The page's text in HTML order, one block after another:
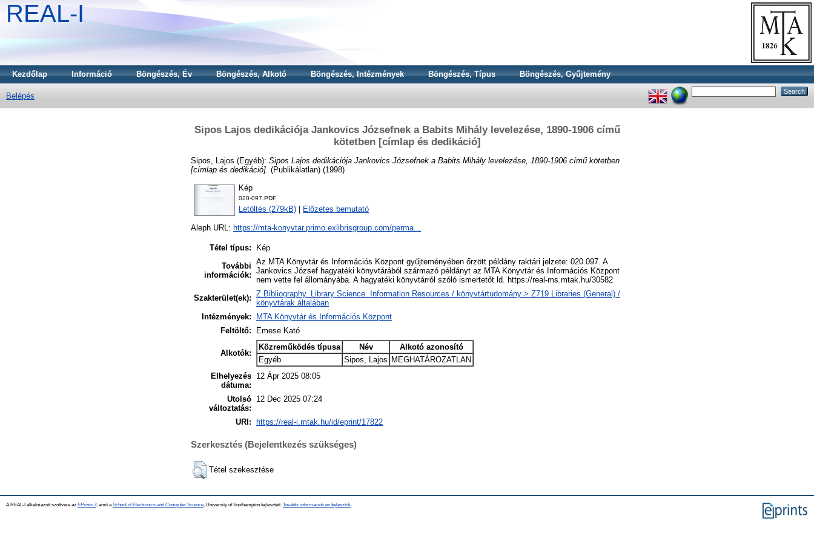
REAL-I
Kezdőlap Információ Böngészés, Év Böngészés, Alkotó Böngészés, Intézmények Böngészés, Típus Böngészés, Gyűjtemény
Belépés
Sipos Lajos dedikációja Jankovics Józsefnek a Babits Mihály levelezése, 1890-1906 című
kötetben [címlap és dedikáció]
Sipos, Lajos (Egyéb): Sipos Lajos dedikációja Jankovics Józsefnek a Babits Mihály levelezése, 1890-1906 című kötetben
[címlap és dedikáció]. (Publikálatlan) (1998)
Kép
020-097.PDF
Letöltés (279kB) Előzetes bemutató
Aleph URL: https://mta-konyvtar.primo.exlibrisgroup.com/perma...
Tétel típus:
Kép
További
információk:
Az MTA Könyvtár és Információs Központ gyűjteményében őrzött példány raktári jelzete: 020.097. A
Jankovics József hagyatéki könyvtárából származó példányt az MTA Könyvtár és Információs Központ
nem vette fel állományába. A hagyatéki könyvtárról szóló ismertetőt ld. https://real-ms.mtak.hu/30582
Szakterület(ek): Z Bibliography. Library Science. Information Resources / könyvtártudomány > Z719 Libraries (General) /
könyvtárak általában
Intézmények:
MTA Könyvtár és Információs Központ
Feltöltő:
Emese Kató
Alkotók:
Közreműködés típusa Név
Alkotó azonosító
Egyéb
Sipos, Lajos MEGHATÁROZATLAN
Elhelyezés
dátuma:
12 Ápr 2025 08:05
Utolsó
változtatás:
12 Dec 2025 07:24
URI: https://real-i.mtak.hu/id/eprint/17822
Szerkesztés (Bejelentkezés szükséges)
Tétel szekesztése
A REAL-I alkalmazott szoftvere az EPrints 3, amit a School of Electronics and Computer Science , University of Southampton fejlesztett. További információk és fejlesztők